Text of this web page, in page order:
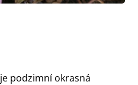
je podzimní okrasná